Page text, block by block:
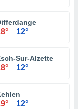
12°
Sur-Alzette
12°
12°